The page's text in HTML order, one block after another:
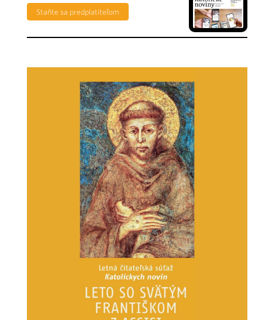
Staňte sa predplatiteľom